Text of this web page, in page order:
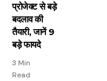
प्रोजेक्ट से बड़े
बदलाव की
तैयारी, जानें 9
बड़े फायदे
3 Min
Read